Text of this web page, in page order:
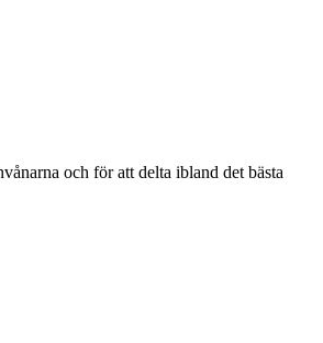
och för att delta ibland det bästa